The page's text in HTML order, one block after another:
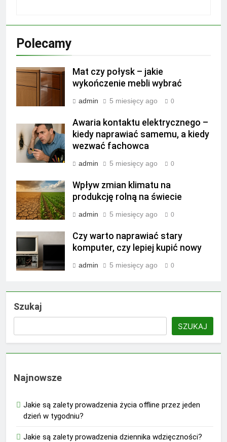
Polecamy
Mat czy połysk – jakie
wykończenie mebli wybrać
admin 5 miesięcy ago 0
Awaria kontaktu elektrycznego –
kiedy naprawiać samemu, a kiedy
wezwać fachowca
admin 5 miesięcy ago 0
Wpływ zmian klimatu na
produkcję rolną na świecie
admin 5 miesięcy ago 0
Czy warto naprawiać stary
komputer, czy lepiej kupić nowy
admin 5 miesięcy ago 0
Szukaj
SZUKAJ
Najnowsze
Jakie są zalety prowadzenia życia offline przez jeden
dzień w tygodniu?
Jakie są zalety prowadzenia dziennika wdzięczności?